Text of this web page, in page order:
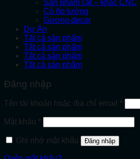
Sản phẩm cắt – khắc CNC
Cỏ ốp tường
Gương decor
Dự Án
Tất cả sản phẩm
Tất cả sản phẩm
Tất cả sản phẩm
Tất cả sản phẩm
Đăng nhập
Tên tài khoản hoặc địa chỉ email *Bắt
buộc
Mật khẩu *Bắt
buộc
Ghi nhớ mật khẩu
Đăng nhập